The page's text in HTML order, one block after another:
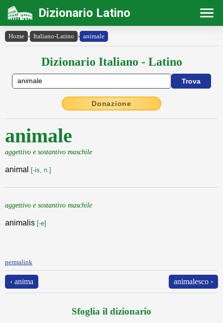
Dizionario Latino
Home › Italiano-Latino › animale
Dizionario Italiano - Latino
Donazione
animale
aggettivo e sostantivo maschile
animal [-is, n.]
aggettivo e sostantivo maschile
animalis [-e]
permalink
‹ anima animalesco ›
Sfoglia il dizionario